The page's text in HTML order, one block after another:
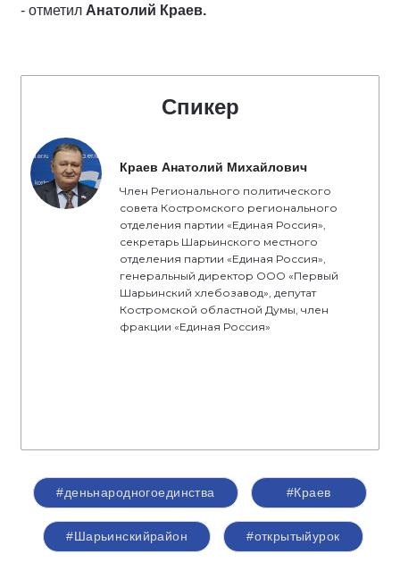
- отметил Анатолий Краев.
Спикер
Краев Анатолий Михайлович
Член Регионального политического
совета Костромского регионального
отделения партии «Единая Россия»,
секретарь Шарьинского местного
отделения партии «Единая Россия»,
генеральный директор ООО «Первый
Шарьинский хлебозавод», депутат
Костромской областной Думы, член
фракции «Единая Россия»
#деньнародногоединства #Краев
#Шарьинскийрайон #открытыйурок